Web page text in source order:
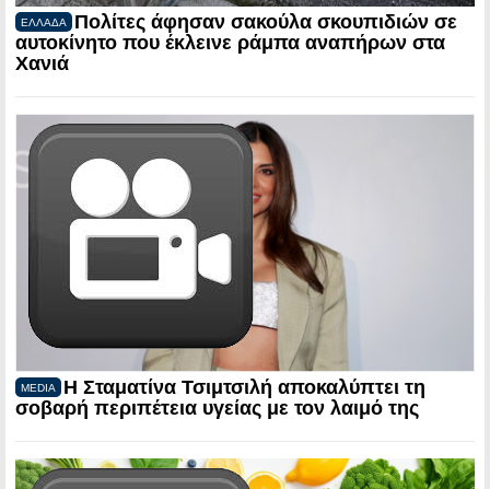
ΕΛΛΑΔΑ
Πολίτες άφησαν σακούλα σκουπιδιών σε
αυτοκίνητο που έκλεινε ράμπα αναπήρων στα
Χανιά
MEDIA
Η Σταματίνα Τσιμτσιλή αποκαλύπτει τη
σοβαρή περιπέτεια υγείας με τον λαιμό της